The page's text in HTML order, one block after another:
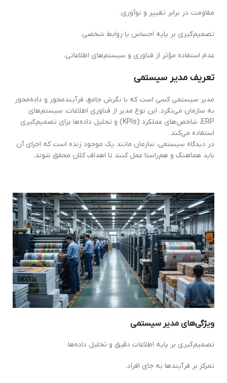
مقاومت در برابر تغییر و نوآوری.
تصمیم‌گیری بر پایه احساس یا روابط شخصی.
عدم استفاده مؤثر از فناوری و سیستم‌های اطلاعاتی.
تعریف مدیر سیستمی
مدیر سیستمی کسی است که با نگرش جامع، فرآیندمحور و داده‌محور
به سازمان می‌نگرد. این نوع مدیر از فناوری اطلاعات، سیستم‌های
ERP، شاخص‌های عملکرد (KPIs) و تحلیل داده‌ها برای تصمیم‌گیری
استفاده می‌کند.
در دیدگاه سیستمی، سازمان مانند یک موجود زنده است که اجزای آن
باید هماهنگ و هم‌راستا عمل کنند تا اهداف کلان محقق شوند.
ویژگی‌های مدیر سیستمی
تصمیم‌گیری بر پایه اطلاعات دقیق و تحلیل داده‌ها.
تمرکز بر فرآیندها به جای افراد.